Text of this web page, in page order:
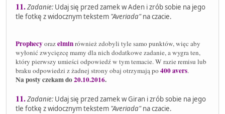
11.Zadanie: Udaj się przed zamek w Aden i zrób sobie na jego
tle fotkę z widocznym tekstem "Averiada"na czacie.
Prophecyorazelminrównież zdobyli tyle samo punktów, więc aby
wyłonić zwycięzcę mamy dla nich dodatkowe zadanie, a wygra ten,
który pierwszy umieści odpowiedź w tym temacie. W razie remisu lub
braku odpowiedzi z żadnej strony obaj otrzymają po400 avers.
Na posty czekam do20.10.2016.
11.Zadanie: Udaj się przed zamek w Giran i zrób sobie na jego
tle fotkę z widocznym tekstem "Averiada"na czacie.